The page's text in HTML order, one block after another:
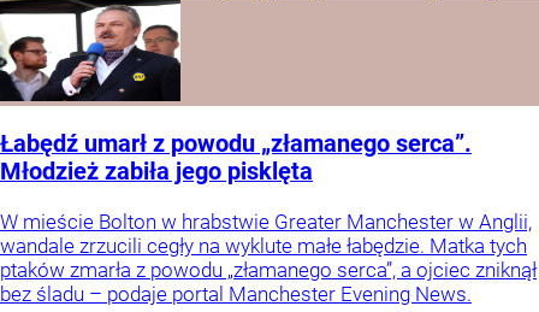
Łabędź umarł z powodu „złamanego serca”.
Młodzież zabiła jego pisklęta
W mieście Bolton w hrabstwie Greater Manchester w Anglii,
wandale zrzucili cegły na wyklute małe łabędzie. Matka tych
ptaków zmarła z powodu „złamanego serca”, a ojciec zniknął
bez śladu – podaje portal Manchester Evening News.